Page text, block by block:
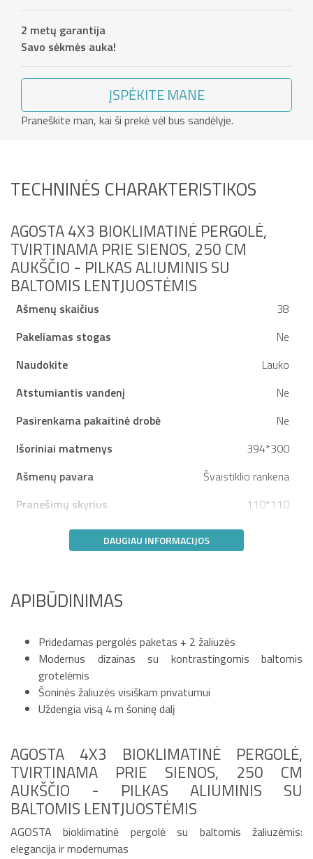
2 metų garantija
Savo sėkmės auka!
ĮSPĖKITE MANE
Praneškite man, kai ši prekė vėl bus sandėlyje.
TECHNINĖS CHARAKTERISTIKOS
AGOSTA 4X3 BIOKLIMATINĖ PERGOLĖ,
TVIRTINAMA PRIE SIENOS, 250 CM
AUKŠČIO - PILKAS ALIUMINIS SU
BALTOMIS LENTJUOSTĖMIS
Ašmenų skaičius
38
Pakeliamas stogas
Ne
Naudokite
Lauko
Atstumiantis vandenį
Ne
Pasirenkama pakaitinė drobė
Ne
Išoriniai matmenys
394*300
Ašmenų pavara
Švaistiklio rankena
Pranešimų skyrius
110*110
DAUGIAU INFORMACIJOS
APIBŪDINIMAS
Pridedamas pergolės paketas + 2 žaliuzės
Modernus dizainas su kontrastingomis baltomis
grotelėmis
Šoninės žaliuzės visiškam privatumui
Uždengia visą 4 m šoninę dalį
AGOSTA 4X3 BIOKLIMATINĖ PERGOLĖ,
TVIRTINAMA PRIE SIENOS, 250 CM
AUKŠČIO - PILKAS ALIUMINIS SU
BALTOMIS LENTJUOSTĖMIS
AGOSTA bioklimatinė pergolė su baltomis žaliuzėmis:
elegancija ir modernumas